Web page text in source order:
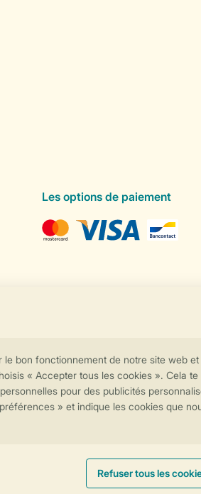
votre vie privée
Les options de paiement
Cookies et bannières © 2026 Landal